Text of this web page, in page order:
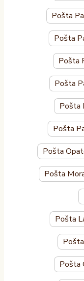
Pošta
Pošta
Pošta
Pošta
Pošta
Pošta
Pošta
Pošta
Pošta
Pošta